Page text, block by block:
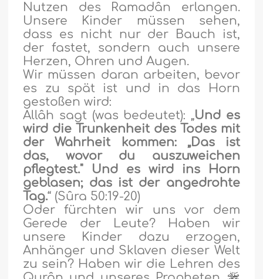
Nutzen des Ramadân erlangen.
Unsere Kinder müssen sehen,
dass es nicht nur der Bauch ist,
der fastet, sondern auch unsere
Herzen, Ohren und Augen.
Wir müssen daran arbeiten, bevor
es zu spät ist und in das Horn
gestoßen wird:
Allâh sagt (was bedeutet): „Und es
wird die Trunkenheit des Todes mit
der Wahrheit kommen: „Das ist
das, wovor du auszuweichen
pflegtest." Und es wird ins Horn
geblasen; das ist der angedrohte
Tag.“ (Sûra 50:19-20)
Oder fürchten wir uns vor dem
Gerede der Leute? Haben wir
unsere Kinder dazu erzogen,
Anhänger und Sklaven dieser Welt
zu sein? Haben wir die Lehren des